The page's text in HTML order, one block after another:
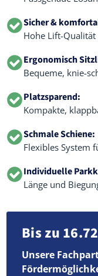
Sicher &
Hohe Lift-
Ergonomisch
Bequeme, knie-
Platzsparend:
Kompakte,
Schmale Schiene:
Flexibles System
Individuelle
Länge und
Bis zu
Unsere